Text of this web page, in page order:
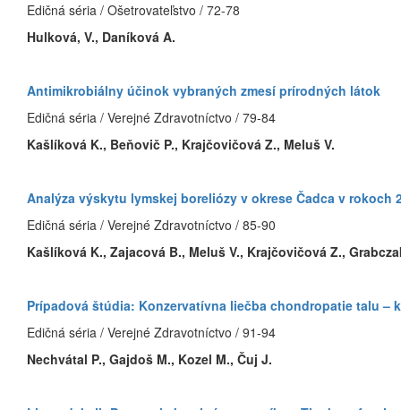
Edičná séria / Ošetrovateľstvo / 72-78
Hulková, V., Daníková A.
Antimikrobiálny účinok vybraných zmesí prírodných látok
Edičná séria / Verejné Zdravotníctvo / 79-84
Kašlíková K., Beňovič P., Krajčovičová Z., Meluš V.
Analýza výskytu lymskej boreliózy v okrese Čadca v rokoch
Edičná séria / Verejné Zdravotníctvo / 85-90
Kašlíková K., Zajacová B., Meluš V., Krajčovičová Z.,
Prípadová štúdia: Konzervatívna liečba chondropatie talu –
Edičná séria / Verejné Zdravotníctvo / 91-94
Nechvátal P., Gajdoš M., Kozel M., Čuj J.